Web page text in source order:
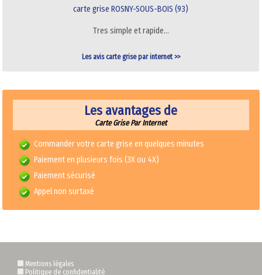
carte grise ROSNY-SOUS-BOIS (93)
Tres simple et rapide…
Les avis carte grise par internet >>
Les avantages de
Carte Grise Par Internet
Commander votre carte grise en quelques minutes
Paiement en plusieurs fois (3X ou 4X)
Paiement sécurisé
Appel non surtaxé
Mentions légales
Politique de confidentialité